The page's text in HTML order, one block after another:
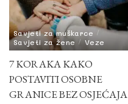
Savjeti za muškarce
Savjeti za žene
Veze
7 KORAKA KAKO
POSTAVITI OSOBNE
GRANICE BEZ OSJEĆAJA